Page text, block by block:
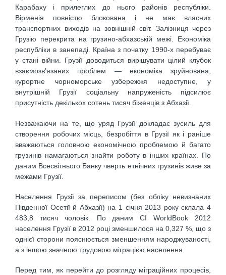
Карабаху і прилеглих до нього районів республіки.
Вірменія повністю блокована і не має власних
транспортних виходів на зовнішній світ. Залізниця через
Грузію перекрита на грузино-абхазській межі. Економіка
республіки в занепаді. Країна з початку 1990-х перебуває
у стані війни. Грузії доводиться вирішувати цілий клубок
взаємозв’язаних проблем — економіка зруйнована,
курортне чорноморське узбережжя недоступне, у
внутрішній Грузії соціальну напруженість підсилює
присутність декількох сотень тисяч біженців з Абхазії.
Незважаючи на те, що уряд Грузії докладає зусиль для
створення робочих місць, безробіття в Грузії як і раніше
вважаються головною економічною проблемою й багато
грузинів намагаються знайти роботу в інших країнах. По
даним Всесвітнього Банку чверть етнічних грузинів живе за
межами Грузії.
Населення Грузії за переписом (без обліку невизнаних
Південної Осетії й Абхазії) на 1 січня 2013 року склала 4
483,8 тисяч чоловік. По даним CІ WorldBook 2012
населення Грузії в 2012 році зменшилося на 0,327 %, що з
однієї сторони пояснюється зменшенням народжуваності,
а з іншою значною трудовою міграцією населення.
Перед тим, як перейти до розгляду міграційних процесів,